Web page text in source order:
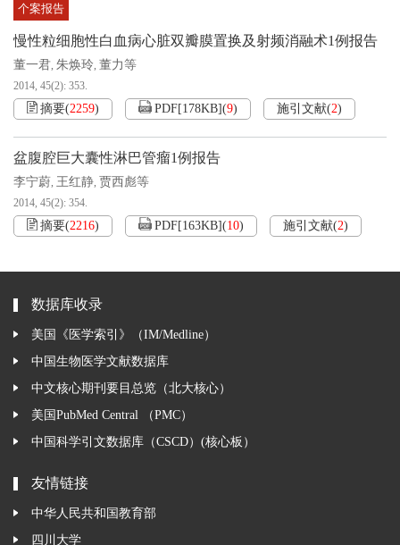
个案报告
慢性粒细胞性白血病心脏双瓣膜置换及射频消融术1例报告
董一君, 朱焕玲, 董力等
2014, 45(2): 353.
摘要(2259) PDF[178KB](9) 施引文献(2)
盆腹腔巨大囊性淋巴管瘤1例报告
李宁蔚, 王红静, 贾西彪等
2014, 45(2): 354.
摘要(2216) PDF[163KB](10) 施引文献(2)
数据库收录
美国《医学索引》（IM/Medline）
中国生物医学文献数据库
中文核心期刊要目总览（北大核心）
美国PubMed Central （PMC）
中国科学引文数据库（CSCD）(核心板）
友情链接
中华人民共和国教育部
四川大学